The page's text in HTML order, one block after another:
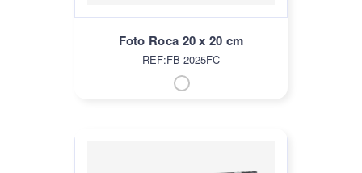
Foto Roca 20 x 20 cm
REF:FB-2025FC